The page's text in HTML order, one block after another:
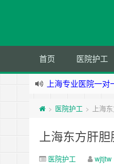
首页 医院护工
上海住家一对一护
杭州专业医院一对
上海专业医院一
> 医院护工 > 上海
上海东方肝
医院护工 wjtjtw